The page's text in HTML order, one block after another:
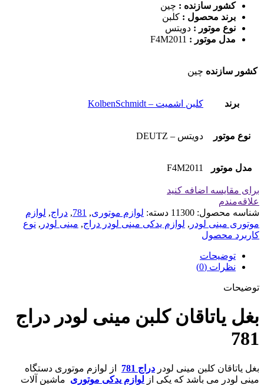
کشور سازنده : چین
برند محصول : کلبن
نوع موتور : دویتس
مدل موتور :
کشور سازنده چین
برند کلبن اشمیت – KolbenSchmidt
نوع موتور دویتس – DEUTZ
مدل موتور F4M2011
برای مقایسه اضافه کنید
علاقه‌مندم
شناسه محصول: 11300 دسته: لوازم موتوری,
781
, دراج, لوازم
موتوری مینی لودر , لوازم یدکی مینی لودر دراج, مینی لودر , نوع
کاربرد محصول
توضیحات
نظرات (0)
توضیحات
بغل یاتاقان کلبن مینی لودر دراج
781
بغل یاتاقان کلبن مینی لودر دراج 781
از لوازم موتوری دستگاه
مینی لودر می باشد که یکی از لوازم یدکی موتوری ماشین آلات